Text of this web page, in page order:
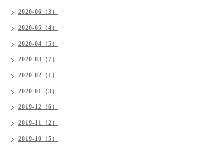
2020-06（3）
2020-05（4）
2020-04（5）
2020-03（7）
2020-02（1）
2020-01（3）
2019-12（6）
2019-11（2）
2019-10（5）